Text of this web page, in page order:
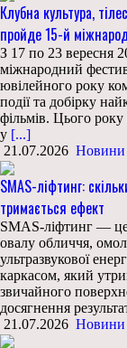
Клубна культура,
пройде 15-й
З 17 по 23 вересня
міжнародний
ювілейного року
події та добірку
фільмів. Цього року
у [...]
21.07.2026 Новини
SMAS-ліфтинг:
тримається ефект
SMAS-ліфтинг — це
овалу обличчя,
ультразвукової
каркасом, який
звичайного
досягнення
21.07.2026 Новини